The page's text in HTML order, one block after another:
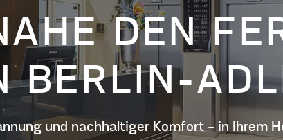
EXECUTIVE ZIMMER
BASIC APARTMENT
DEN
BERLIN-
und nachhaltiger Komfort – in Ihrem